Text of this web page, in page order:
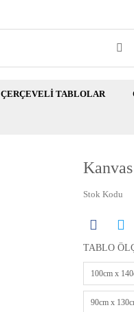
ÇERÇEVELİ TABLOLAR
Stok Kodu
TABLO
100cm x
90cm x